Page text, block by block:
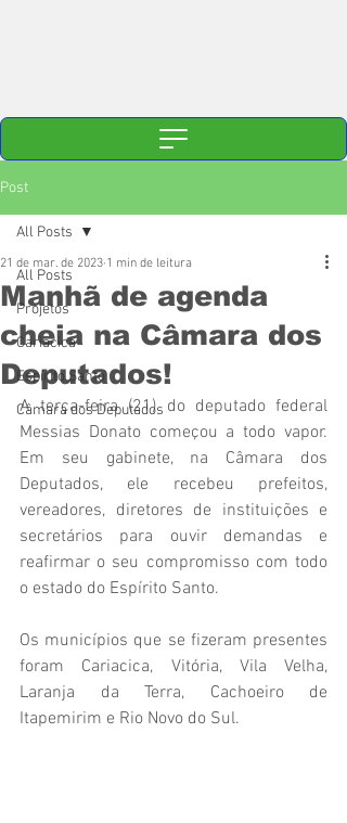
Post
All Posts
Projetos
Cariacica
Espírito Santo
Câmara dos Deputados
All Posts
Manhã de agenda
cheia na Câmara dos
Deputados!
21 de mar. de 2023 1 min de leitura
A terça-feira (21) do deputado federal
Messias Donato começou a todo vapor.
Em seu gabinete, na Câmara dos
Deputados, ele recebeu prefeitos,
vereadores, diretores de instituições e
secretários para ouvir demandas e
reafirmar o seu compromisso com todo
o estado do Espírito Santo.
Os municípios que se fizeram presentes
foram Cariacica, Vitória, Vila Velha,
Laranja da Terra, Cachoeiro de
Itapemirim e Rio Novo do Sul.